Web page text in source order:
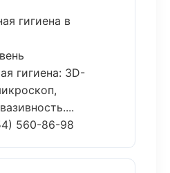
гигиена в
гигиена: 3D-
560-86-98